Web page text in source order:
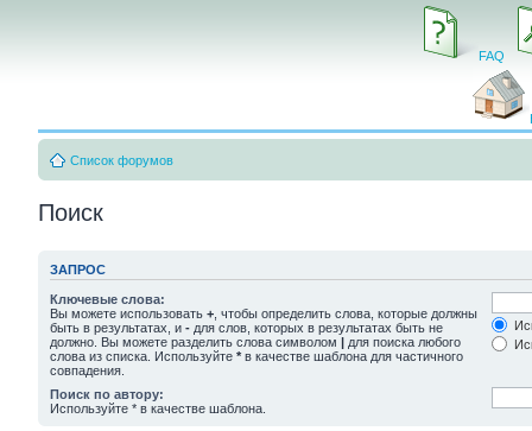
FAQ
Список форумов
Поиск
ЗАПРОС
Ключевые слова:
Вы можете использовать + , чтобы определить слова, которые должны
быть в результатах, и - для слов, которых в результатах быть не
должно. Вы можете разделить слова символом | для поиска любого
слова из списка. Используйте * в качестве шаблона для частичного
совпадения.
Поиск по автору:
Используйте * в качестве шаблона.